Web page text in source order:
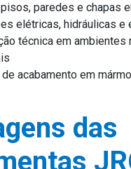
paredes e chapas
elétricas, hidráulicas e
técnica em
acabamento em
das